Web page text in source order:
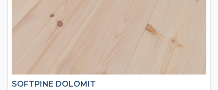
SOFTPINE DOLOMIT